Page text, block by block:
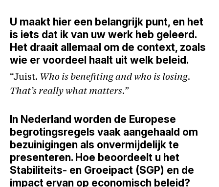
U maakt hier een belangrijk punt, en het
is iets dat ik van uw werk heb geleerd.
Het draait allemaal om de context, zoals
wie er voordeel haalt uit welk beleid.
“Juist. Who is benefiting and who is losing.
That’s really what matters.”
In Nederland worden de Europese
begrotingsregels vaak aangehaald om
bezuinigingen als onvermijdelijk te
presenteren. Hoe beoordeelt u het
Stabiliteits- en Groeipact (SGP) en de
impact ervan op economisch beleid?